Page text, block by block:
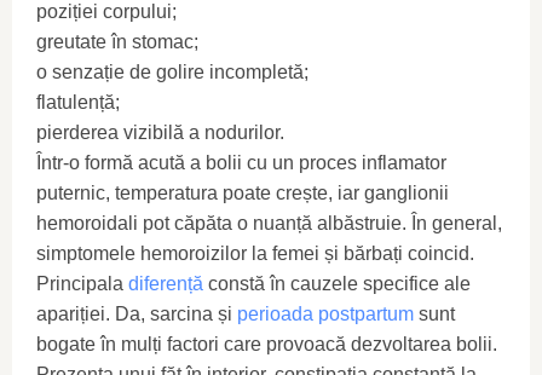
poziției corpului;
greutate în stomac;
o senzație de golire incompletă;
flatulență;
pierderea vizibilă a nodurilor.
Într-o formă acută a bolii cu un proces inflamator
puternic, temperatura poate crește, iar ganglionii
hemoroidali pot căpăta o nuanță albăstruie. În general,
simptomele hemoroizilor la femei și bărbați coincid.
Principala diferență constă în cauzele specifice ale
apariției. Da, sarcina și perioada postpartum sunt
bogate în mulți factori care provoacă dezvoltarea bolii.